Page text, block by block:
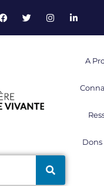
A